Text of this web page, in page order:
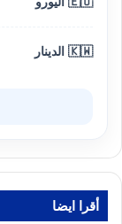
🇰🇼 الدينار
أقرا ايضا